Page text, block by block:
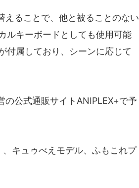
ることで、他と被ることのない
ルキーボードとしても使用可能
付属しており、シーンに応じて
公式通販サイトANIPLEX+で予
キュゥべえモデル、ふもこれプ